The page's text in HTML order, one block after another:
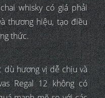
whisky có giá phải
thương hiệu, tạo điều
thức.
dù hương vị dễ chịu và
Regal 12 không có